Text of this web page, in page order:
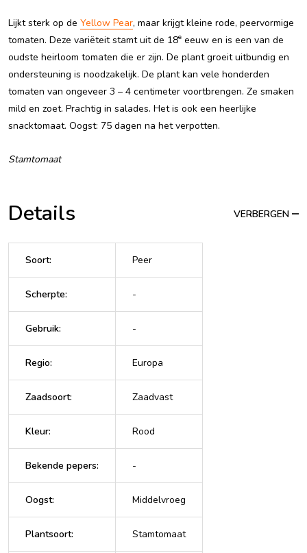
Lijkt sterk op de Yellow Pear, maar krijgt kleine rode, peervormige
tomaten. Deze variëteit stamt uit de 18e eeuw en is een van de
oudste heirloom tomaten die er zijn. De plant groeit uitbundig en
ondersteuning is noodzakelijk. De plant kan vele honderden
tomaten van ongeveer 3 – 4 centimeter voortbrengen. Ze smaken
mild en zoet. Prachtig in salades. Het is ook een heerlijke
snacktomaat. Oogst: 75 dagen na het verpotten.
Stamtomaat
Details VERBERGEN
Soort: Peer
Scherpte: -
Gebruik: -
Regio: Europa
Zaadsoort: Zaadvast
Kleur: Rood
Bekende pepers: -
Oogst: Middelvroeg
Plantsoort: Stamtomaat